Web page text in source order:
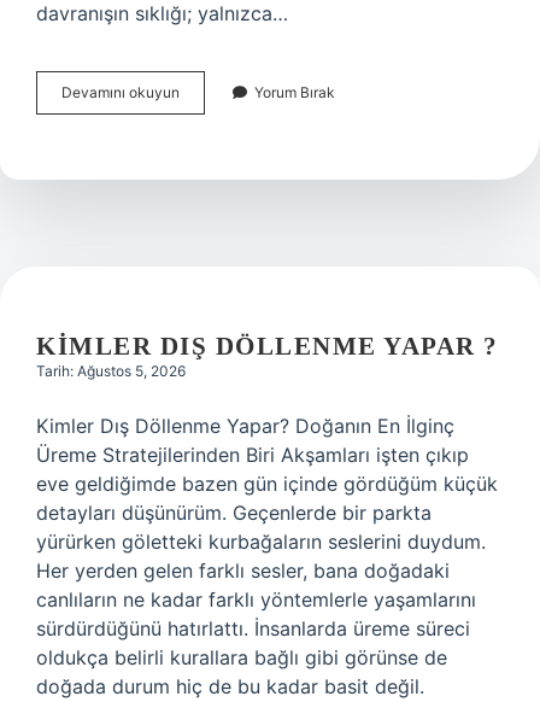
davranışın sıklığı; yalnızca…
Devamını okuyun
erkek
defa
Yorum Bırak
KIMLER DIŞ DÖLLENME YAPAR ?
Tarih: Ağustos 5, 2026
Kimler Dış Döllenme Yapar? Doğanın En İlginç
Üreme Stratejilerinden Biri Akşamları işten çıkıp
eve geldiğimde bazen gün içinde gördüğüm küçük
detayları düşünürüm. Geçenlerde bir parkta
yürürken göletteki kurbağaların seslerini duydum.
Her yerden gelen farklı sesler, bana doğadaki
canlıların ne kadar farklı yöntemlerle yaşamlarını
sürdürdüğünü hatırlattı. İnsanlarda üreme süreci
oldukça belirli kurallara bağlı gibi görünse de
doğada durum hiç de bu kadar basit değil.